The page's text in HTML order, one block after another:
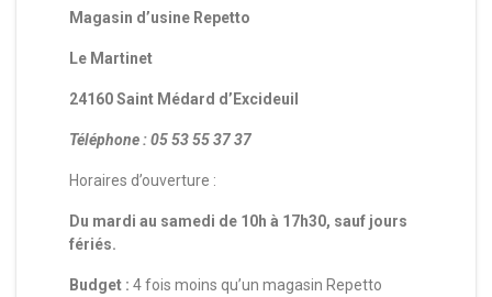
Magasin d’usine Repetto
Le Martinet
24160 Saint Médard d’Excideuil
Téléphone : 05 53 55 37 37
Horaires d’ouverture :
Du mardi au samedi de 10h à 17h30, sauf jours
fériés.
Budget : 4 fois moins qu’un magasin Repetto